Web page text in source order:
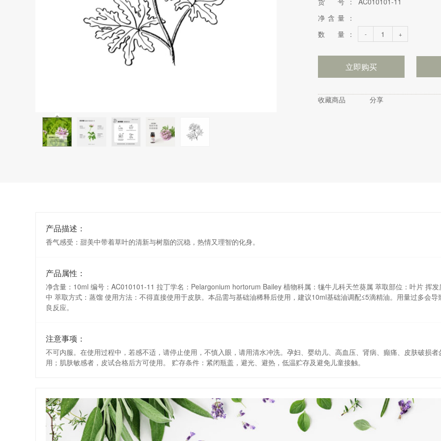
净含量：
数 量：
- +
立即购买
收藏商品 分享
产品描述：
香气感受：甜美中带着草叶的清新与树脂的沉稳，热情又理智的化身。
产品属性：
净含量：10ml 编号：AC010101-11 拉丁学名：Pelargonium hortorum Bailey 植物科属：牻牛儿科天竺葵属 萃取部位：叶片 挥发
中 萃取方式：蒸馏 使用方法：不得直接使用于皮肤。本品需与基础油稀释后使用，建议10ml基础油调配≤5滴精油。用量过多会导
良反应。
注意事项：
不可内服。在使用过程中，若感不适，请停止使用，不慎入眼，请用清水冲洗。孕妇、婴幼儿、高血压、肾病、癲痛、皮肤破损者
用；肌肤敏感者，皮试合格后方可使用。 贮存条件：紧闭瓶盖，避光、避热，低温贮存及避免儿童接触。